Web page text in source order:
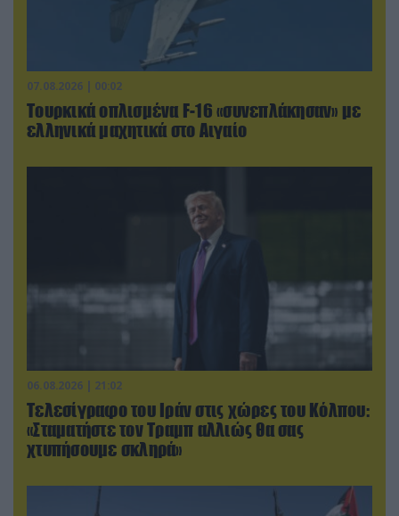
07.08.2026 | 00:02
Τουρκικά οπλισμένα F-16 «συνεπλάκησαν» με
ελληνικά μαχητικά στο Αιγαίο
06.08.2026 | 21:02
Τελεσίγραφο του Ιράν στις χώρες του Κόλπου:
«Σταματήστε τον Τραμπ αλλιώς θα σας
χτυπήσουμε σκληρά»